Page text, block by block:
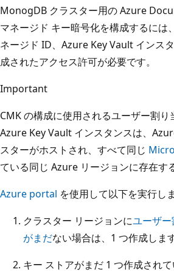
MonogDB クラスター用の Azure
マネージド キー暗号化を構成するには
ネージド ID、Azure Key Vault インス
成されたアクセス許可が必要です。
Important
CMK の構成に使用されるユーザー割り
Azure Key Vault インスタンスは、
スターがホストされ、すべて同じ
ている同じ Azure リージョンに存在す
Azure portal を使用して以下を実行しま
クラスター リージョンにユーザ
がまだない場合は、1 つ作成します
キー ストアがまだ 1 つ作成され